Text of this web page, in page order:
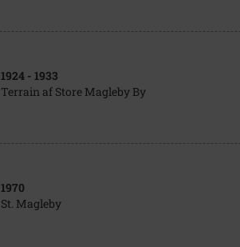
1924 - 1933
Terrain af Store Magleby By
1970
St. Magleby